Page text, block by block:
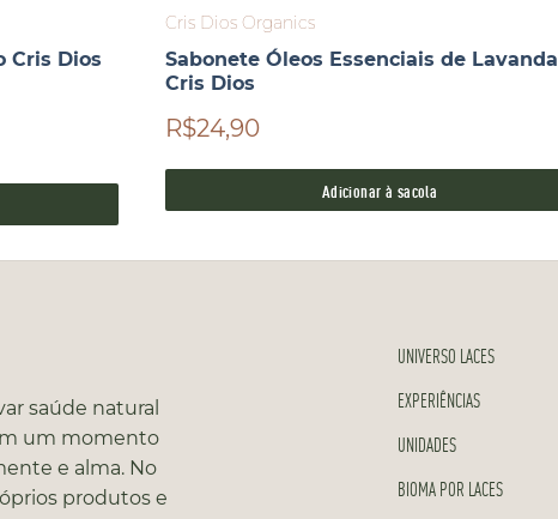
Cris Dios
Cris Dios Organics
Sabonete Óleos Essenciais de Lavanda
Cris Dios
R$24,90
Adicionar à sacola
saúde natural
um momento
e alma. No
produtos e
UNIVERSO LACES
EXPERIÊNCIAS
UNIDADES
BIOMA POR LACES